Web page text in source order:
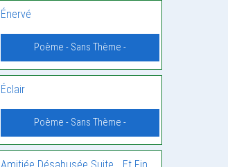
Énervé
Poème - Sans Thème -
Éclair
Poème - Sans Thème -